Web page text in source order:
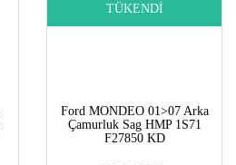
TÜKENDİ
Ford MONDEO 01>07 Arka
Çamurluk Sag HMP 1S71
F27850 KD